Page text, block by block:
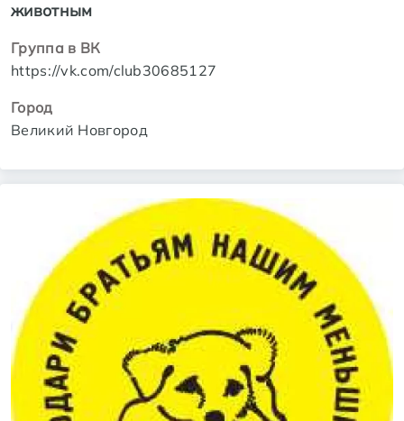
животным
Группа в ВК
https://vk.com/club30685127
Город
Великий Новгород